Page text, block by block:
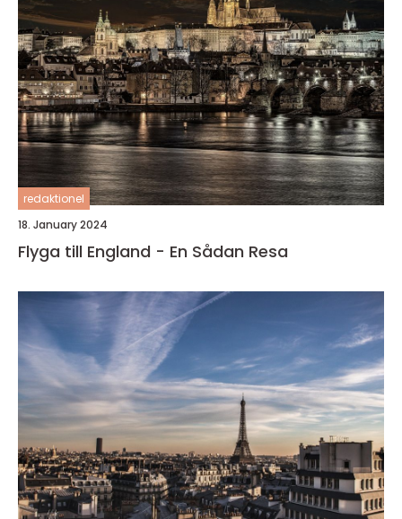
redaktionel
18. January 2024
Flyga till England - En Sådan Resa